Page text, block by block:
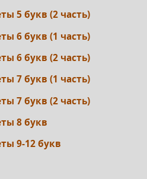
5 букв (2 часть)
6 букв (1 часть)
6 букв (2 часть)
7 букв (1 часть)
7 букв (2 часть)
8 букв
9-12 букв